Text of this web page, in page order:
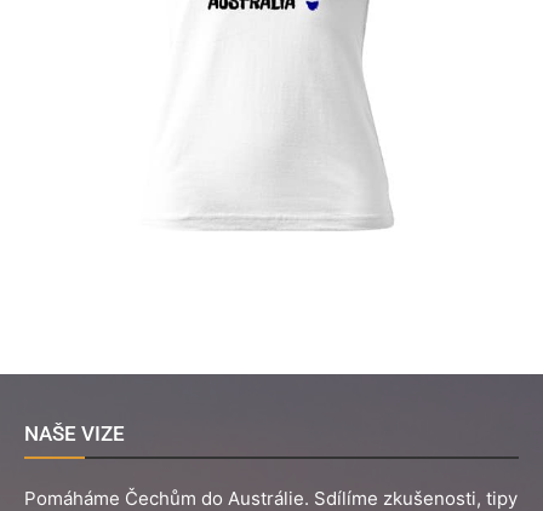
NAŠE VIZE
Pomáháme Čechům do Austrálie. Sdílíme zkušenosti, tipy